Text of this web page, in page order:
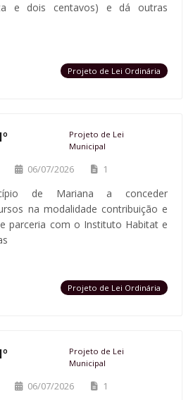
e dois centavos) e dá outras
Projeto de Lei Ordinária
Projeto de Lei
Municipal
06/07/2026 1
de Mariana a conceder
na modalidade contribuição e
parceria com o Instituto Habitat e
Projeto de Lei Ordinária
Projeto de Lei
Municipal
06/07/2026 1